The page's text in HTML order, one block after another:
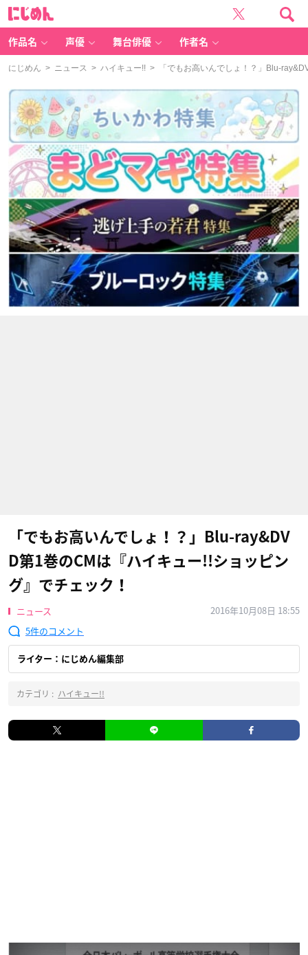
作品名 声優 舞台俳優 作者名
にじめん > ニュース > ハイキュー!! > 「でもお高いんでしょ！？」Blu-
「でもお高いんでしょ！？」Blu-ray&DV
D第1巻のCMは『ハイキュー!!ショッピン
グ』でチェック！
ニュース
2016年10月08日 18:55
5
ライター：にじめん編集部
カテゴリ : ハイキュー!!